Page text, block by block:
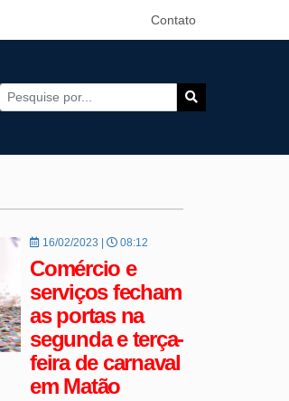
Contato
16/02/2023 | 08:12
Comércio e
serviços fecham
as portas na
segunda e terça-
feira de carnaval
em Matão